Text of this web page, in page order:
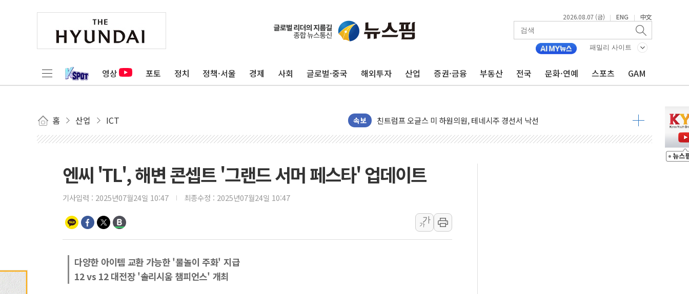
2026.08.07 (금) | ENG | 中文
패밀리 사이트
영상 포토 정치 정책·서울 경제 사회 글로벌·중국 해외투자 산업 증권·금융 부동산 전국 문화·연예 스포츠 GAM
홈 산업 ICT 속보
임대사업자, 등록임대 세제혜택 축소에 반발…"정책 신뢰 뒤집어"
대우건설, 50대 이강석 대표 전면에...임원·조직 대대적 개편 예고
1410원대 내려간 환율, "당분간 1400원 초반대 등락"
종합특검, '계엄 수용공간 확보' 신용해 前교정본부장 불구속 기소
"주식이야 코인이야"…연속 사이드카·널뛰기에 개미들 '패닉'
에쓰씨엔지니어링, 큐니티와 반도체 EPC 추가 수주
롯데웰푸드, 2분기 영업익 88.5% 증가... 해외 자회사가 이끈 '더블 성장'
이성윤 '호남 민심은 주석야청' 파장…친명계 "처절한 역사를 말장난으로" 비판
李대통령, 규제합리화위 부위원장에 김태유·국립외교원장에 김흥규
한병도 "국민의힘, 말로만 주택 공급…도시정비법·주택법 등 처리 협조하라"
금투협, ChatGPT로 투자 웹리포트 만든다…AI 금융데이터 분석 과정 개설
엔씨 'TL', 해변 콘셉트 '그랜드 서머 페스타' 업데이트
기사입력 : 2025년07월24일 10:47 최종수정 : 2025년07월24일 10:47
가
가
다양한 아이템 교환 가능한 '물놀이 주화' 지급
12 vs 12 대전장 '솔리시움 챔피언스' 개최